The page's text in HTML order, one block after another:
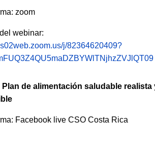
zoom
webinar:
j/82364620409?
Plan de alimentación saludable realista
Facebook live CSO Costa Rica